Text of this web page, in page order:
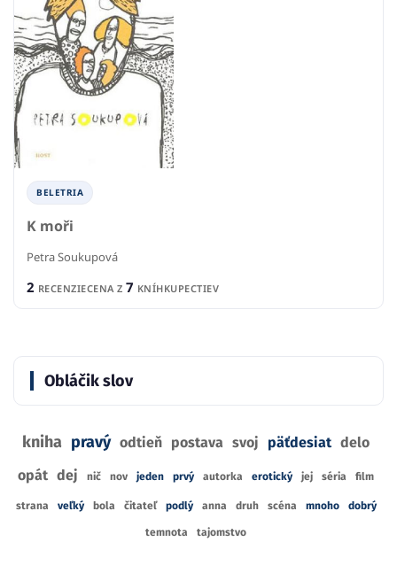
BELETRIA
K moři
Petra Soukupová
2 RECENZIECENA Z 7 KNÍHKUPECTIEV
Obláčik slov
kniha pravý odtieň postava svoj päťdesiat delo
opát dej nič nov jeden prvý autorka erotický jej séria film
strana veľký bola čitateľ podlý anna druh scéna mnoho dobrý
temnota tajomstvo